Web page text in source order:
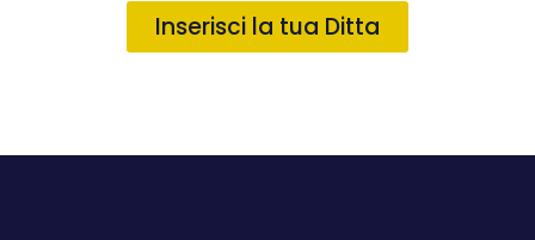
Inserisci la tua Ditta